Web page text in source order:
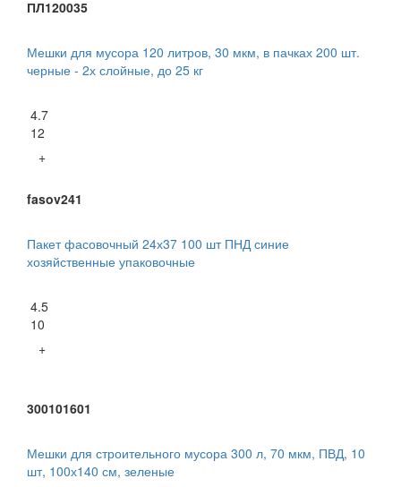
ПЛ120035
Мешки для мусора 120 литров, 30 мкм, в пачках 200 шт.
черные - 2х слойные, до 25 кг
4.7
12
+
fasov241
Пакет фасовочный 24х37 100 шт ПНД синие
хозяйственные упаковочные
4.5
10
+
300101601
Мешки для строительного мусора 300 л, 70 мкм, ПВД, 10
шт, 100х140 см, зеленые